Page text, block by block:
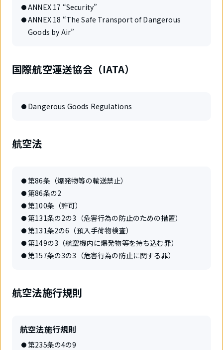
ANNEX 17 “Security”
ANNEX 18 “The Safe Transport of Dangerous
Goods by Air”
国際航空運送協会（IATA）
Dangerous Goods Regulations
航空法
第86条（爆発物等の輸送禁止）
第86条の2
第100条（許可）
第131条の2の3（危害行為の防止のための措置）
第131条2の6（預入手荷物検査）
第149の3（航空機内に爆発物等を持ち込む罪）
第157条の3の3（危害行為の防止に関する罪）
航空法施行規則
航空法施行規則
第235条の4の9